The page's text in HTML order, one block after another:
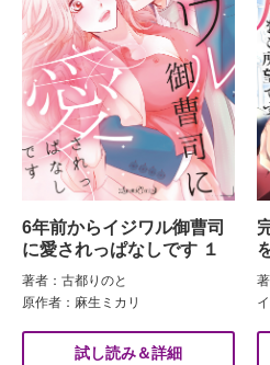
6年前からイジワル御曹司
に愛されっぱなしです １
著者：古都りのと
原作者：麻生ミカリ
試し読み＆詳細